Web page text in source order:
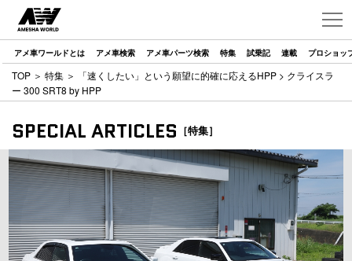
アメ車ワールドとは アメ車検索 アメ車パーツ検索 特集 試乗記 連載 プロショッ
TOP ＞ 特集 ＞ 「速くしたい」という願望に的確に応えるHPP > クライスラ
ー 300 SRT8 by HPP
SPECIAL ARTICLES ［特集］